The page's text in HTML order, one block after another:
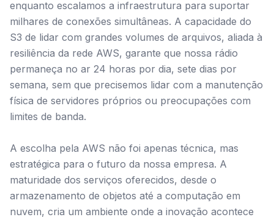
enquanto escalamos a infraestrutura para suportar
milhares de conexões simultâneas. A capacidade do
S3 de lidar com grandes volumes de arquivos, aliada à
resiliência da rede AWS, garante que nossa rádio
permaneça no ar 24 horas por dia, sete dias por
semana, sem que precisemos lidar com a manutenção
física de servidores próprios ou preocupações com
limites de banda.
A escolha pela AWS não foi apenas técnica, mas
estratégica para o futuro da nossa empresa. A
maturidade dos serviços oferecidos, desde o
armazenamento de objetos até a computação em
nuvem, cria um ambiente onde a inovação acontece